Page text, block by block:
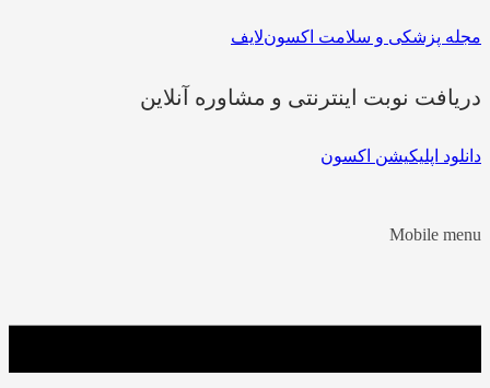
مجله پزشکی و سلامت اکسون‌لایف
دریافت نوبت اینترنتی و مشاوره آنلاین
دانلود اپلیکیشن اکسون
Mobile menu